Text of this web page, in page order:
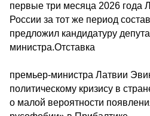
первые три месяца 2026 года
России за тот же период
предложил кандидатуру
министра.Отставка
премьер-министра Латвии
политическому кризису в
о малой вероятности